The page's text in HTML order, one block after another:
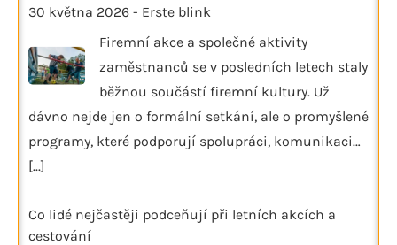
30 května 2026 - Erste blink
Firemní akce a společné aktivity
zaměstnanců se v posledních letech staly
běžnou součástí firemní kultury. Už
dávno nejde jen o formální setkání, ale o promyšlené
programy, které podporují spolupráci, komunikaci…
[...]
Co lidé nejčastěji podceňují při letních akcích a
cestování